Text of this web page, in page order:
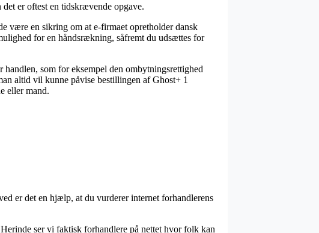
er oftest en tidskrævende opgave.
være en sikring om at e-firmaet opretholder dansk
for en håndsrækning, såfremt du udsættes for
som for eksempel den ombytningsrettighed
altid vil kunne påvise bestillingen af Ghost+ 1
eller mand.
er det en hjælp, at du vurderer internet forhandlerens
ser vi faktisk forhandlere på nettet hvor folk kan